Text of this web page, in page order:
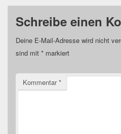
Schreibe einen
Deine E-Mail-Adresse wird nicht
sind mit * markiert
Kommentar*